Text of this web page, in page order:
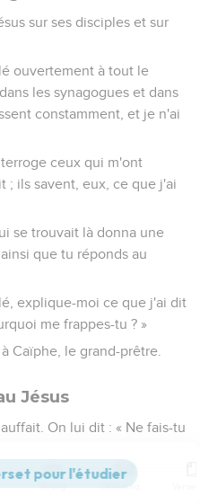
sur ses disciples et sur
ouvertement à tout le
les synagogues et dans
constamment, et je n'ai
ceux qui m'ont
; ils savent, eux, ce que j'ai
se trouvait là donna une
que tu réponds au
explique-moi ce que j'ai dit
me frappes-tu ? »
Caïphe, le grand-prêtre.
Jésus
On lui dit : « Ne fais-tu
Strong